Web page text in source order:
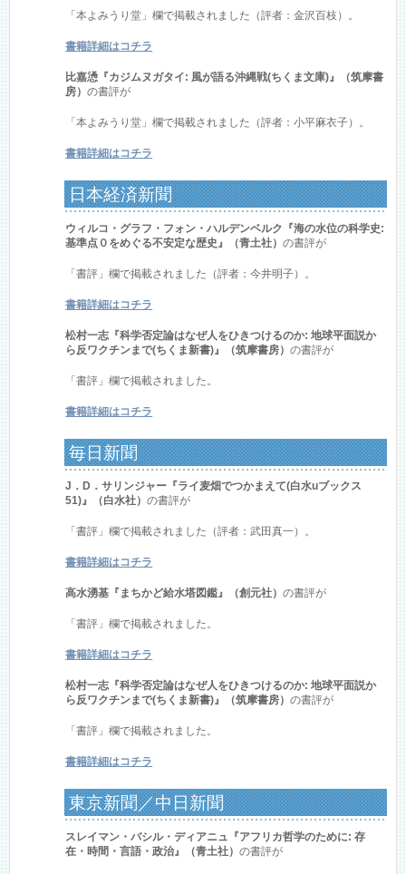
「本よみうり堂」欄で掲載されました（評者：金沢百枝）。
書籍詳細はコチラ
比嘉慂『カジムヌガタイ: 風が語る沖縄戦(ちくま文庫)』（筑摩書
房）の書評が
「本よみうり堂」欄で掲載されました（評者：小平麻衣子）。
書籍詳細はコチラ
日本経済新聞
ウィルコ・グラフ・フォン・ハルデンベルク『海の水位の科学史:
基準点０をめぐる不安定な歴史』（青土社）の書評が
「書評」欄で掲載されました（評者：今井明子）。
書籍詳細はコチラ
松村一志『科学否定論はなぜ人をひきつけるのか: 地球平面説か
ら反ワクチンまで(ちくま新書)』（筑摩書房）の書評が
「書評」欄で掲載されました。
書籍詳細はコチラ
毎日新聞
J．D．サリンジャー『ライ麦畑でつかまえて(白水uブックス
51)』（白水社）の書評が
「書評」欄で掲載されました（評者：武田真一）。
書籍詳細はコチラ
高水湧基『まちかど給水塔図鑑』（創元社）の書評が
「書評」欄で掲載されました。
書籍詳細はコチラ
松村一志『科学否定論はなぜ人をひきつけるのか: 地球平面説か
ら反ワクチンまで(ちくま新書)』（筑摩書房）の書評が
「書評」欄で掲載されました。
書籍詳細はコチラ
東京新聞／中日新聞
スレイマン・バシル・ディアニュ『アフリカ哲学のために: 存
在・時間・言語・政治』（青土社）の書評が